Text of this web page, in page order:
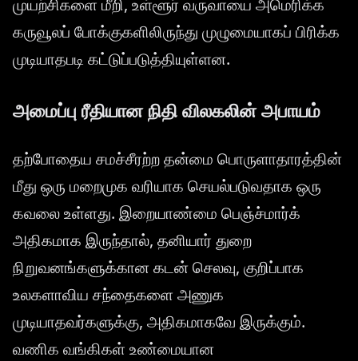
முயற்சிகளை மீறி, உள்ளூர் வருவாயை அமெரிக்க
கருவூலப் போக்குகளிலிருந்து முழுமையாகப் பிரிக்க
முடியாதபடி கட்டுப்படுத்தியுள்ளன.
அமைப்பு ரீதியான நிதி விலகலின் அபாயம்
தற்போதைய சமச்சீரற்ற தன்மை பொருளாதாரத்தின்
மீது ஒரு மறைமுக வரியாக செயல்படுவதாக ஒரு
கவலை உள்ளது. இறையாண்மை பெஞ்ச்மார்க்
அதிகமாக இருந்தால், தனியார் துறை
நிறுவனங்களுக்கான கடன் செலவு, குறிப்பாக
உலகளாவிய சந்தைகளை அணுக
முடியாதவர்களுக்கு, அதிகமாகவே இருக்கும்.
வணிக வங்கிகள் உண்மையான